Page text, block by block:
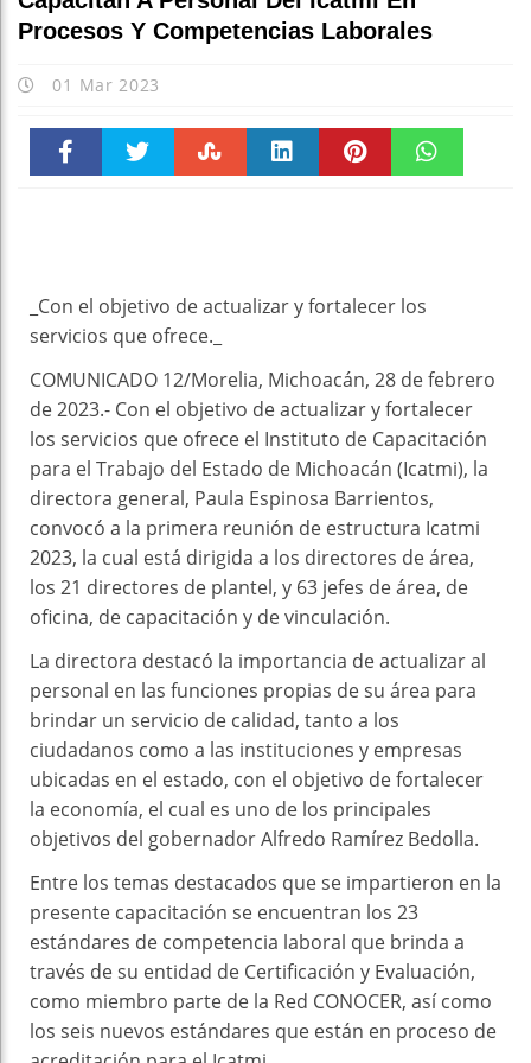
Procesos Y Competencias Laborales
01 Mar 2023
_Con el objetivo de actualizar y fortalecer los
servicios que ofrece._
COMUNICADO 12/Morelia, Michoacán, 28 de febrero
de 2023.- Con el objetivo de actualizar y fortalecer
los servicios que ofrece el Instituto de Capacitación
para el Trabajo del Estado de Michoacán (Icatmi), la
directora general, Paula Espinosa Barrientos,
convocó a la primera reunión de estructura Icatmi
2023, la cual está dirigida a los directores de área,
los 21 directores de plantel, y 63 jefes de área, de
oficina, de capacitación y de vinculación.
La directora destacó la importancia de actualizar al
personal en las funciones propias de su área para
brindar un servicio de calidad, tanto a los
ciudadanos como a las instituciones y empresas
ubicadas en el estado, con el objetivo de fortalecer
la economía, el cual es uno de los principales
objetivos del gobernador Alfredo Ramírez Bedolla.
Entre los temas destacados que se impartieron en la
presente capacitación se encuentran los 23
estándares de competencia laboral que brinda a
través de su entidad de Certificación y Evaluación,
como miembro parte de la Red CONOCER, así como
los seis nuevos estándares que están en proceso de